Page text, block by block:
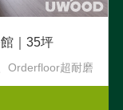
｜35坪
Orderfloor超耐磨